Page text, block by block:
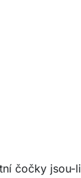
čočky jsou-li